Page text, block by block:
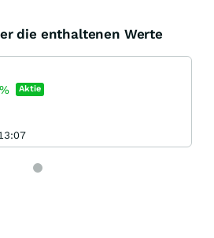
die enthaltenen Werte
% Aktie